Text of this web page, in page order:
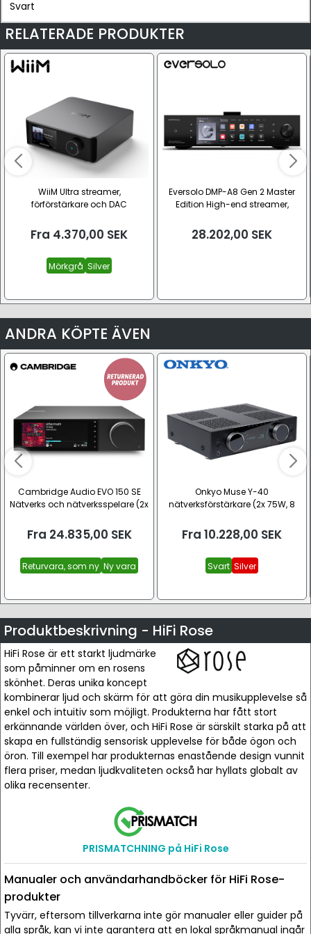
Svart
RELATERADE PRODUKTER
WiiM Ultra streamer,
förförstärkare och DAC
Fra 4.370,00 SEK
Mörkgrå Silver
Eversolo DMP-A8 Gen 2 Master
Edition High-end streamer,
28.202,00 SEK
ANDRA KÖPTE ÄVEN
Cambridge Audio EVO 150 SE
Nätverks och nätverksspelare (2x
Fra 24.835,00 SEK
Returvara, som ny Ny vara
Onkyo Muse Y-40
nätverksförstärkare (2x 75W, 8
Fra 10.228,00 SEK
Svart Silver
Produktbeskrivning - HiFi Rose
HiFi Rose är ett starkt ljudmärke
som påminner om en rosens
skönhet. Deras unika koncept
kombinerar ljud och skärm för att göra din musikupplevelse så
enkel och intuitiv som möjligt. Produkterna har fått stort
erkännande världen över, och HiFi Rose är särskilt starka på att
skapa en fullständig sensorisk upplevelse för både ögon och
öron. Till exempel har produkternas enastående design vunnit
flera priser, medan ljudkvaliteten också har hyllats globalt av
olika recensenter.
PRISMATCHNING på HiFi Rose
Manualer och användarhandböcker för HiFi Rose-
produkter
Tyvärr, eftersom tillverkarna inte gör manualer eller guider på
alla språk, kan vi inte garantera att en lokal språkmanual ingår